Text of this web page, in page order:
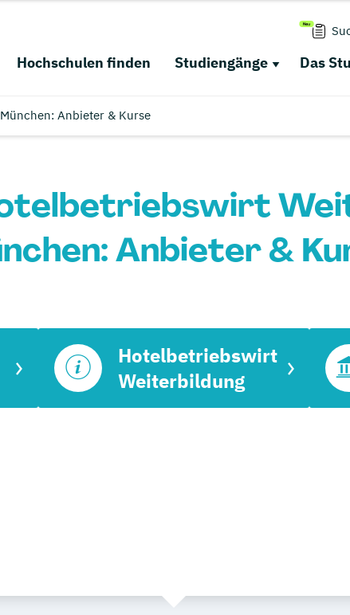
Hochschulen finden Studiengänge Das
Anbieter & Kurse
Anbieter &
Hotelbetriebswirt
Weiterbildung